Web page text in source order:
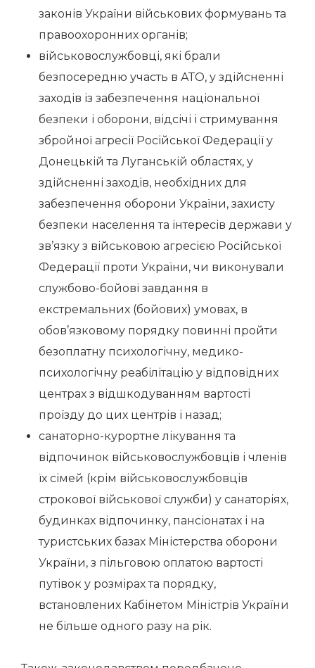
законів України військових формувань та
правоохоронних органів;
військовослужбовці, які брали
безпосередню участь в АТО, у здійсненні
заходів із забезпечення національної
безпеки і оборони, відсічі і стримування
збройної агресії Російської Федерації у
Донецькій та Луганській областях, у
здійсненні заходів, необхідних для
забезпечення оборони України, захисту
безпеки населення та інтересів держави у
зв’язку з військовою агресією Російської
Федерації проти України, чи виконували
службово-бойові завдання в
екстремальних (бойових) умовах, в
обов’язковому порядку повинні пройти
безоплатну психологічну, медико-
психологічну реабілітацію у відповідних
центрах з відшкодуванням вартості
проїзду до цих центрів і назад;
санаторно-курортне лікування та
відпочинок військовослужбовців і членів
їх сімей (крім військовослужбовців
строкової військової служби) у санаторіях,
будинках відпочинку, пансіонатах і на
туристських базах Міністерства оборони
України, з пільговою оплатою вартості
путівок у розмірах та порядку,
встановлених Кабінетом Міністрів України
не більше одного разу на рік.